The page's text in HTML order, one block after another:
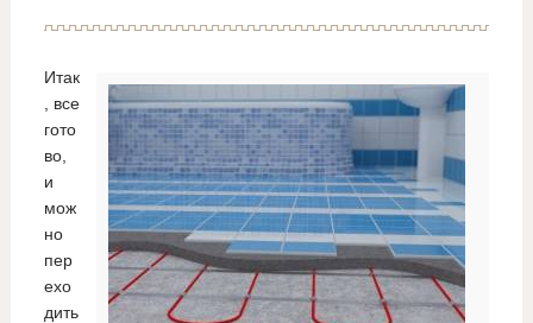
Итак
, все
гото
во,
и
мож
но
пер
ехо
дить